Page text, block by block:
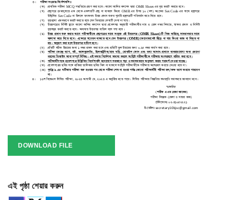
DOWNLOAD FILE
এই পৃষ্ঠা শেয়ার করুন